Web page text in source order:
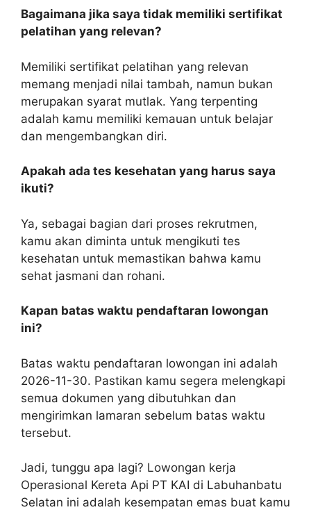
Bagaimana jika saya tidak memiliki sertifikat
pelatihan yang relevan?
Memiliki sertifikat pelatihan yang relevan
memang menjadi nilai tambah, namun bukan
merupakan syarat mutlak. Yang terpenting
adalah kamu memiliki kemauan untuk belajar
dan mengembangkan diri.
Apakah ada tes kesehatan yang harus saya
ikuti?
Ya, sebagai bagian dari proses rekrutmen,
kamu akan diminta untuk mengikuti tes
kesehatan untuk memastikan bahwa kamu
sehat jasmani dan rohani.
Kapan batas waktu pendaftaran lowongan
ini?
Batas waktu pendaftaran lowongan ini adalah
2026-11-30. Pastikan kamu segera melengkapi
semua dokumen yang dibutuhkan dan
mengirimkan lamaran sebelum batas waktu
tersebut.
Jadi, tunggu apa lagi? Lowongan kerja
Operasional Kereta Api PT KAI di Labuhanbatu
Selatan ini adalah kesempatan emas buat kamu